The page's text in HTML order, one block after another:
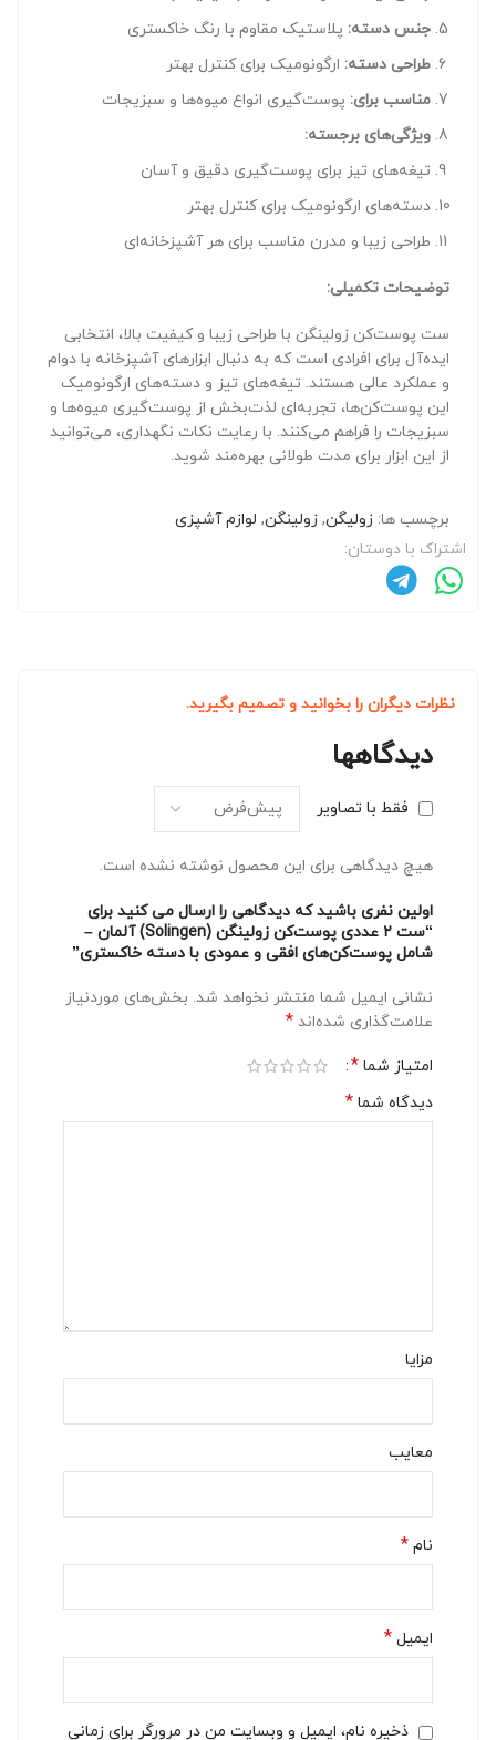
جنس دسته: پلاستیک مقاوم با رنگ خاکستری
طراحی دسته: ارگونومیک برای کنترل بهتر
مناسب برای: پوست‌گیری انواع میوه‌ها و سبزیجات
ویژگی‌های برجسته:
تیغه‌های تیز برای پوست‌گیری دقیق و آسان
دسته‌های ارگونومیک برای کنترل بهتر
طراحی زیبا و مدرن مناسب برای هر آشپزخانه‌ای
توضیحات تکمیلی:
ست پوست‌کن زولینگن با طراحی زیبا و کیفیت بالا، انتخابی
ایده‌آل برای افرادی است که به دنبال ابزارهای آشپزخانه با دوام
و عملکرد عالی هستند. تیغه‌های تیز و دسته‌های ارگونومیک
این پوست‌کن‌ها، تجربه‌ای لذت‌بخش از پوست‌گیری میوه‌ها و
سبزیجات را فراهم می‌کنند. با رعایت نکات نگهداری، می‌توانید
از این ابزار برای مدت طولانی بهره‌مند شوید.
برچسب ها: زولیگن, زولینگن, لوازم آشپزی
اشتراک با دوستان:
نظرات دیگران را بخوانید و تصمیم بگیرید.
دیدگاهها
فقط با تصاویر
هیچ دیدگاهی برای این محصول نوشته نشده است.
اولین نفری باشید که دیدگاهی را ارسال می کنید برای
“ست ۲ عددی پوست‌کن زولینگن (Solingen) آلمان –
شامل پوست‌کن‌های افقی و عمودی با دسته خاکستری”
نشانی ایمیل شما منتشر نخواهد شد. بخش‌های موردنیاز
علامت‌گذاری شده‌اند *
امتیاز شما *
دیدگاه شما *
مزایا
معایب
نام *
ایمیل *
ذخیره نام، ایمیل و وبسایت من در مرورگر برای زمانی